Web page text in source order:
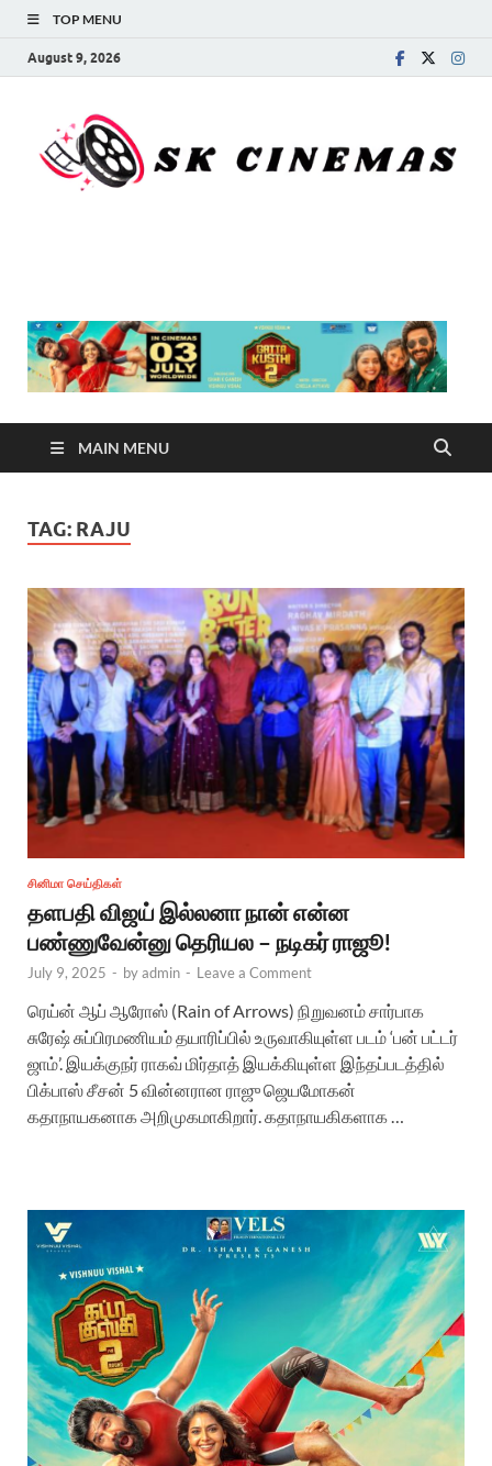
TOP MENU
August 9, 2026
MAIN MENU
TAG: RAJU
சினிமா செய்திகள்
தளபதி விஜய் இல்லனா நான் என்ன
பண்ணுவேன்னு தெரியல – நடிகர் ராஜூ!
July 9, 2025 - byadmin - Leave a Comment
ரெய்ன் ஆப் ஆரோஸ் (Rain of Arrows) நிறுவனம் சார்பாக
சுரேஷ் சுப்பிரமணியம் தயாரிப்பில் உருவாகியுள்ள படம் ‘பன் பட்டர்
ஜாம்’. இயக்குநர் ராகவ் மிர்தாத் இயக்கியுள்ள இந்தப்படத்தில்
பிக்பாஸ் சீசன் 5 வின்னரான ராஜு ஜெயமோகன்
கதாநாயகனாக அறிமுகமாகிறார். கதாநாயகிகளாக …